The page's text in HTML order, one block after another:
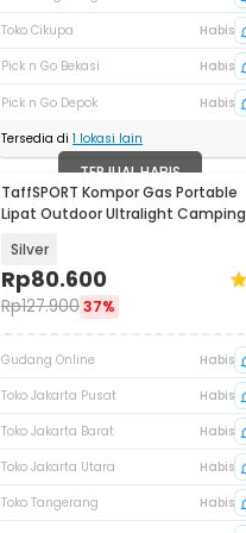
Toko Cikupa
Habis
Pick n Go Bekasi
Habis
Pick n Go Depok
Habis
Tersedia di 1 lokasi lain
TERJUAL HABIS
TaffSPORT Kompor Gas Portable
Lipat Outdoor Ultralight Camping
Silver
Rp80.600
Rp127.90037%
Gudang Online
Habis
Toko Jakarta Pusat
Habis
Toko Jakarta Barat
Habis
Toko Jakarta Utara
Habis
Toko Tangerang
Habis